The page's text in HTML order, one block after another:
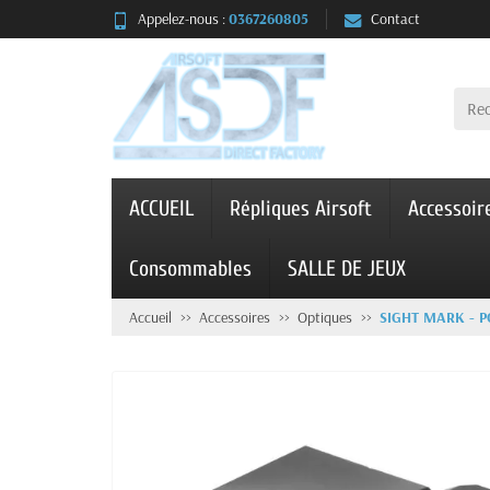
Appelez-nous :0367260805 Contact
ACCUEIL Répliques Airsoft
Consommables SALLE DE JEUX
Accueil Accessoires Optiques SIGHT MARK -